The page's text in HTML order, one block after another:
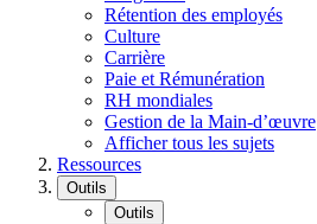
Rétention des employés
Culture
Carrière
Paie et Rémunération
RH mondiales
Gestion de la Main-d’œuvre
Afficher tous les sujets
Ressources
Outils
Outils